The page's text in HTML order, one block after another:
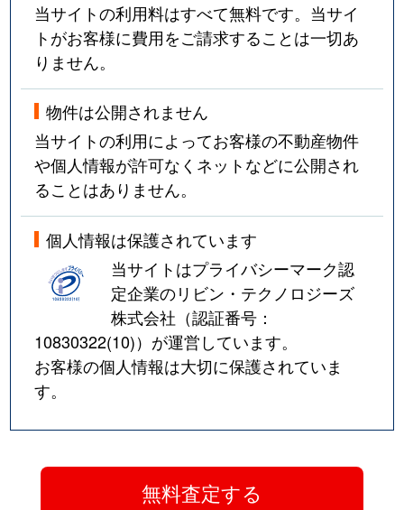
当サイトの利用料はすべて無料です。当サイ
トがお客様に費用をご請求することは一切あ
りません。
物件は公開されません
当サイトの利用によってお客様の不動産物件
や個人情報が許可なくネットなどに公開され
ることはありません。
個人情報は保護されています
当サイトはプライバシーマーク認
定企業のリビン・テクノロジーズ
株式会社（認証番号：
10830322(10)）が運営しています。
お客様の個人情報は大切に保護されていま
す。